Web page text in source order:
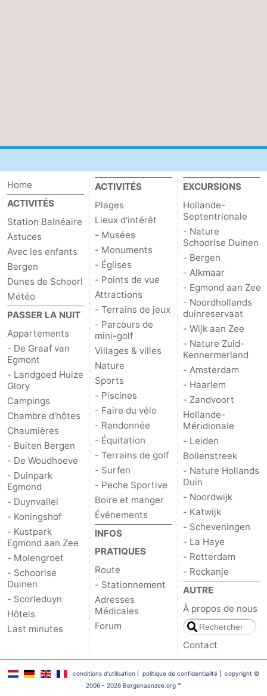
Home
ACTIVITÉS
Station Balnéaire
Astuces
Avec les enfants
Bergen
Dunes de Schoorl
Météo
PASSER LA NUIT
Appartements
- De Graaf van
Egmont
- Landgoed Huize
Glory
Campings
Chambre d'hôtes
Chaumières
- Buiten Bergen
- De Woudhoeve
- Duinpark
Egmond
- Duynvallei
- Koningshof
- Kustpark
Egmond aan Zee
- Molengroet
- Schoorlse
Duinen
- Scorleduyn
Hôtels
Last minutes
ACTIVITÉS
Plages
Lieux d'intérêt
- Musées
- Monuments
- Églises
- Points de vue
Attractions
- Terrains de jeux
- Parcours de
mini-golf
Villages & villes
Nature
Sports
- Piscines
- Faire du vélo
- Randonnée
- Équitation
- Terrains de golf
- Surfen
- Peche Sportive
Boire et manger
Événements
INFOS
PRATIQUES
Route
- Stationnement
Adresses
Médicales
Forum
EXCURSIONS
Hollande-
Septentrionale
- Nature
Schoorlse Duinen
- Bergen
- Alkmaar
- Egmond aan Zee
- Noordhollands
duinreservaat
- Wijk aan Zee
- Nature Zuid-
Kennermerland
- Amsterdam
- Haarlem
- Zandvoort
Hollande-
Méridionale
- Leiden
Bollenstreek
- Nature Hollands
Duin
- Noordwijk
- Katwijk
- Scheveningen
- La Haye
- Rotterdam
- Rockanje
AUTRE
À propos de nous
Contact
conditions d‘utilisation politique de confidentialité| copyright ©
2006 - 2026 Bergenaanzee.org ™